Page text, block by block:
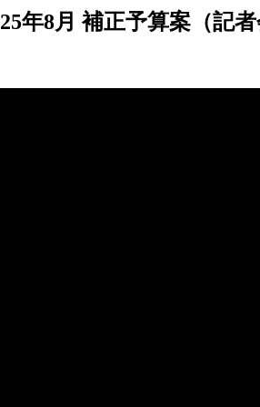
年8月 補正予算案（記